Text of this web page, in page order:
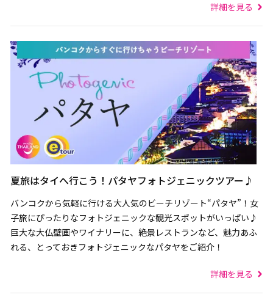
詳細を見る
夏旅はタイへ行こう！パタヤフォトジェニックツアー♪
バンコクから気軽に行ける大人気のビーチリゾート“パタヤ”！女
子旅にぴったりなフォトジェニックな観光スポットがいっぱい♪
巨大な大仏壁画やワイナリーに、絶景レストランなど、魅力あふ
れる、とっておきフォトジェニックなパタヤをご紹介！
詳細を見る